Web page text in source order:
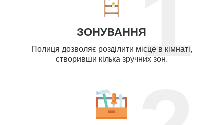
ЗОНУВАННЯ
Полиця дозволяє розділити місце в кімнаті,
створивши кілька зручних зон.